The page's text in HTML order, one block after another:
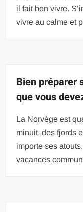
il fait bon vivre.
vivre au calme et
Bien préparer
que vous
La Norvège est
minuit, des fjords
importe ses
vacances